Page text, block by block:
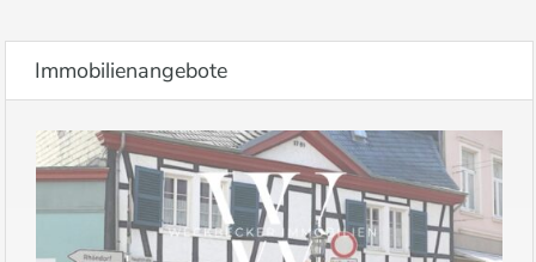
Immobilienangebote